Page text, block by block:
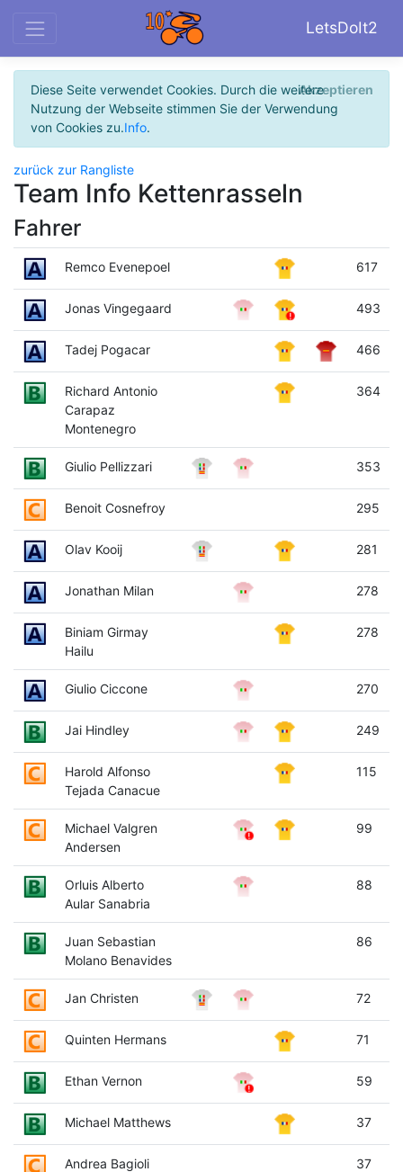
LetsDoIt2
Diese Seite verwendet Cookies. Durch die weitere
Nutzung der Webseite stimmen Sie der Verwendung
von Cookies zu.Info.
Akzeptieren
zurück zur Rangliste
Team Info Kettenrasseln
Fahrer
Remco Evenepoel 617
Jonas Vingegaard 493
Tadej Pogacar 466
Richard Antonio
Carapaz
Montenegro
364
Giulio Pellizzari 353
Benoit Cosnefroy 295
Olav Kooij 281
Jonathan Milan 278
Biniam Girmay
Hailu
278
Giulio Ciccone 270
Jai Hindley 249
Harold Alfonso
Tejada Canacue
115
Michael Valgren
Andersen
99
Orluis Alberto
Aular Sanabria
88
Juan Sebastian
Molano Benavides
86
Jan Christen 72
Quinten Hermans 71
Ethan Vernon 59
Michael Matthews 37
Andrea Bagioli 37